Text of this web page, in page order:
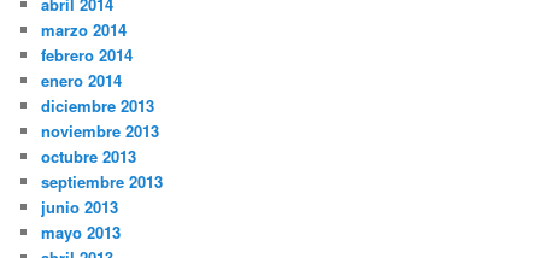
marzo 2014
febrero 2014
enero 2014
diciembre 2013
noviembre 2013
octubre 2013
septiembre 2013
junio 2013
mayo 2013